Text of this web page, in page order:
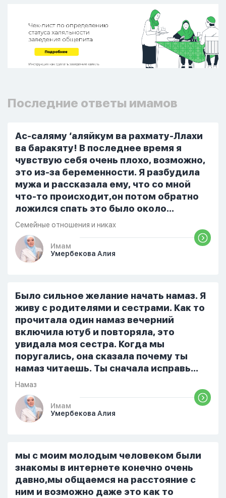
Последние ответы имамов
Ас-саляму ‘аляйкум ва рахмату-Ллахи
ва баракяту! В последнее время я
чувствую себя очень плохо, возможно,
это из-за беременности. Я разбудила
мужа и рассказала ему, что со мной
что-то происходит,он потом обратно
ложился спать это было около
одиннадцати вечера. Но я снова
разбудила его, сказав, что мне плохо.
Он ответил: «Я живу с больными». Мне
стало очень обидно, и я решила
проснулся и спросил, что случилось. И
я рассказала о своих проблемах. Затем
я сказала ему:...
Семейные отношения и никах
Имам
Умербекова Алия
Было сильное желание начать намаз. Я
живу с родителями и сестрами. Как то
прочитала один намаз вечерний
включила ютуб и повторяла, это
увидала моя сестра. Когда мы
поругались, она сказала почему ты
намаз читаешь. Ты сначала исправь
себя. После этого я не вставала на
намаз и не видела жайнамаз. Я просто
уже так не могу читать, смотреть . Дуа
я делаю скрытно если делаю дома. Я
От родных же людей.
Намаз
Имам
Умербекова Алия
мы с моим молодым человеком были
знакомы в интернете конечно очень
давно,мы общаемся на расстояние с
ним и возможно даже это как то